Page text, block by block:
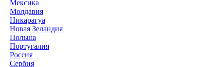
Мексика
Молдавия
Никарагуа
Новая Зеландия
Польша
Португалия
Россия
Сербия